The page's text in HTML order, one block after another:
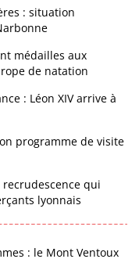
: situation
médailles aux
de natation
: Léon XIV arrive à
programme de visite
qui
lyonnais
: le Mont Ventoux